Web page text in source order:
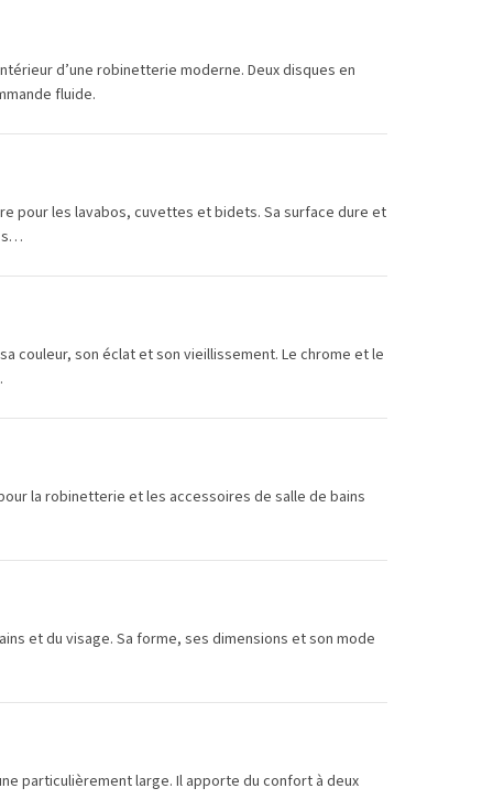
d’une robinetterie moderne. Deux disques en
fluide.
pour les lavabos, cuvettes et bidets. Sa surface dure et
couleur, son éclat et son vieillissement. Le chrome et le
la robinetterie et les accessoires de salle de bains
et du visage. Sa forme, ses dimensions et son mode
particulièrement large. Il apporte du confort à deux